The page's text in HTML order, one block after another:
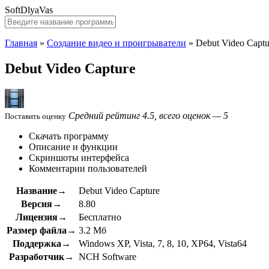
SoftDlyaVas
Главная » Создание видео и проигрыватели » Debut Video
Debut Video Capture
Поставить оценку Средний рейтинг 4.5, всего оценок — 5
Скачать программу
Описание и функции
Скриншоты интерфейса
Комментарии пользователей
Название→
Debut Video Capture
Версия→
8.80
Лицензия→
Бесплатно
Размер файла→ 3.2 Мб
Поддержка→
Windows XP, Vista, 7, 8, 10, XP64, Vista64
Разработчик→
NCH Software